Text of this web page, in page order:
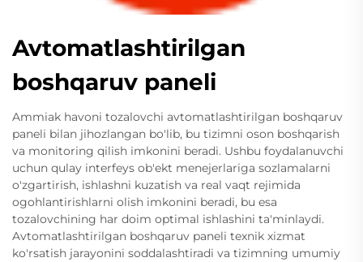
Avtomatlashtirilgan
boshqaruv paneli
Ammiak havoni tozalovchi avtomatlashtirilgan boshqaruv
paneli bilan jihozlangan bo'lib, bu tizimni oson boshqarish
va monitoring qilish imkonini beradi. Ushbu foydalanuvchi
uchun qulay interfeys ob'ekt menejerlariga sozlamalarni
o'zgartirish, ishlashni kuzatish va real vaqt rejimida
ogohlantirishlarni olish imkonini beradi, bu esa
tozalovchining har doim optimal ishlashini ta'minlaydi.
Avtomatlashtirilgan boshqaruv paneli texnik xizmat
ko'rsatish jarayonini soddalashtiradi va tizimning umumiy